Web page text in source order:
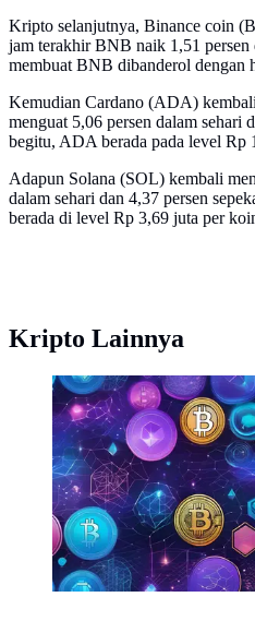
Kripto selanjutnya, Binance coin
jam terakhir BNB naik 1,51 persen
membuat BNB dibanderol dengan
Kemudian Cardano (ADA)
menguat 5,06 persen dalam sehari
begitu, ADA berada pada level Rp
Adapun Solana (SOL) kembali
dalam sehari dan 4,37 persen
berada di level Rp 3,69 juta per
Kripto Lainnya
Ilustrasi kripto (Foto By AI)